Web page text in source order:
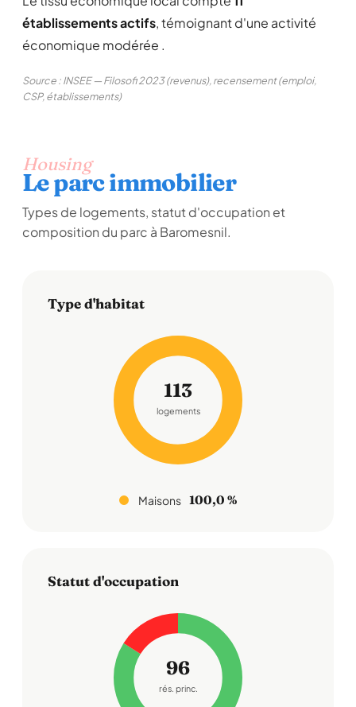
établissements actifs, témoignant d'une activité
économique modérée .
Source : INSEE — Filosofi 2023 (revenus), recensement (emploi,
CSP, établissements)
Housing
Le parc immobilier
Types de logements, statut d'occupation et
composition du parc à Baromesnil.
Type d'habitat
113
logements
Maisons 100,0 %
Statut d'occupation
96
rés. princ.